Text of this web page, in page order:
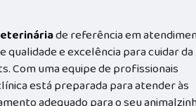
de referência em
qualidade e excelência para cuidar da
Com uma equipe de profissionais
está preparada para atender às